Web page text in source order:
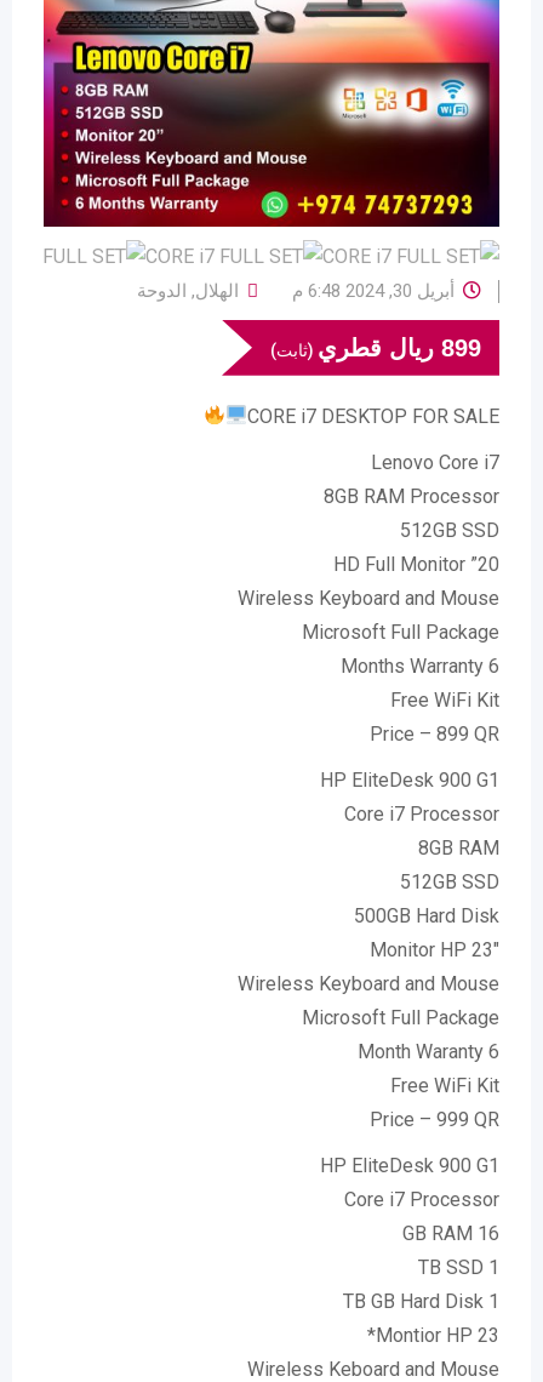
أبريل 30, 2024 6:48 م الهلال, الدوحة
899 ريال قطري (ثابت)
CORE i7 DESKTOP FOR SALE
Lenovo Core i7
8GB RAM Processor
512GB SSD
20” HD Full Monitor
Wireless Keyboard and Mouse
Microsoft Full Package
6 Months Warranty
Free WiFi Kit
Price – 899 QR
HP EliteDesk 900 G1
Core i7 Processor
8GB RAM
512GB SSD
500GB Hard Disk
Monitor HP 23″
Wireless Keyboard and Mouse
Microsoft Full Package
6 Month Waranty
Free WiFi Kit
Price – 999 QR
HP EliteDesk 900 G1
Core i7 Processor
16 GB RAM
1 TB SSD
1 TB GB Hard Disk
Montior HP 23*
Wireless Keboard and Mouse